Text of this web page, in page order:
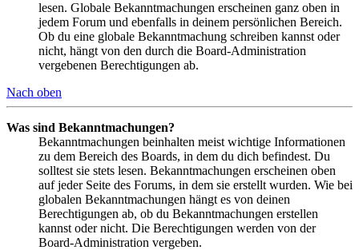
lesen. Globale Bekanntmachungen erscheinen ganz oben in
jedem Forum und ebenfalls in deinem persönlichen Bereich.
Ob du eine globale Bekanntmachung schreiben kannst oder
nicht, hängt von den durch die Board-Administration
vergebenen Berechtigungen ab.
Nach oben
Was sind Bekanntmachungen?
Bekanntmachungen beinhalten meist wichtige Informationen
zu dem Bereich des Boards, in dem du dich befindest. Du
solltest sie stets lesen. Bekanntmachungen erscheinen oben
auf jeder Seite des Forums, in dem sie erstellt wurden. Wie bei
globalen Bekanntmachungen hängt es von deinen
Berechtigungen ab, ob du Bekanntmachungen erstellen
kannst oder nicht. Die Berechtigungen werden von der
Board-Administration vergeben.